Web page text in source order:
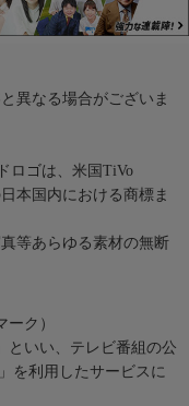
異なる場合がございま
ロゴは、米国TiVo
本国内における商標ま
等あらゆる素材の無断
ク）
といい、テレビ番組の公
を利用したサービスに